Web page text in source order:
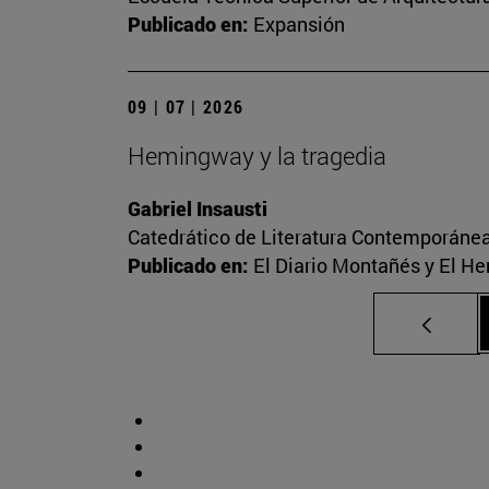
Publicado en: Expansión
09 | 07 | 2026
Hemingway y la tragedia
Gabriel Insausti
Catedrático de Literatura
Publicado en: El Diario Montañés y El